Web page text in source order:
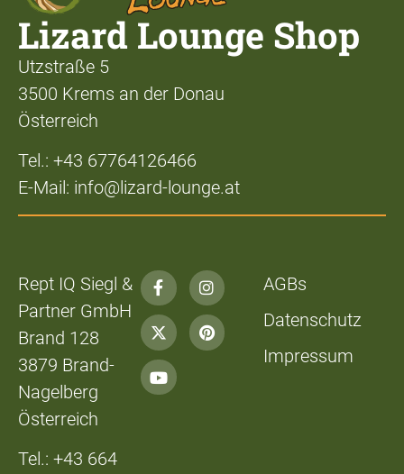
Lizard Lounge Shop
Utzstraße 5
3500 Krems an der Donau
Österreich
Tel.: +43 67764126466
E-Mail: info@lizard-lounge.at
Rept IQ Siegl &
Partner GmbH
Brand 128
3879 Brand-
Nagelberg
Österreich
Tel.: +43 664
AGBs
Datenschutz
Impressum